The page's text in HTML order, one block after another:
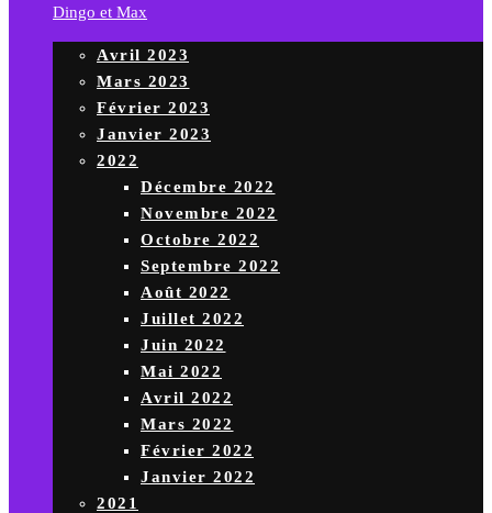
Dingo et Max
Avril 2023
Mars 2023
Février 2023
Janvier 2023
2022
Décembre 2022
Novembre 2022
Octobre 2022
Septembre 2022
Août 2022
Juillet 2022
Juin 2022
Mai 2022
Avril 2022
Mars 2022
Février 2022
Janvier 2022
2021